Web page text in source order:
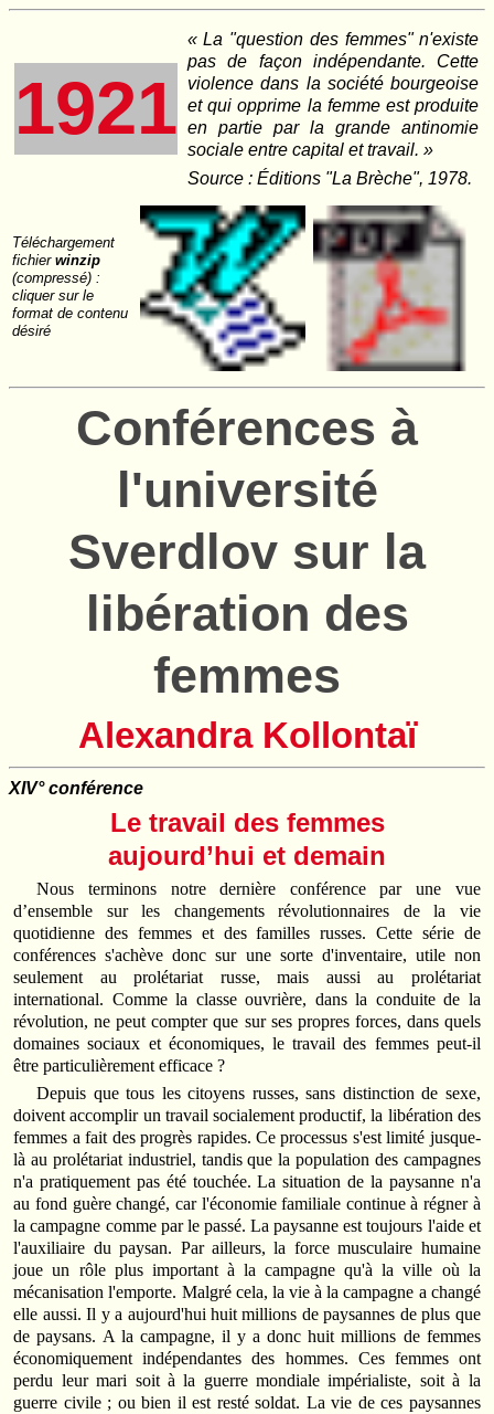
1921
« La "question des femmes" n'existe
pas de façon indépendante. Cette
violence dans la société bourgeoise
et qui opprime la femme est produite
en partie par la grande antinomie
sociale entre capital et travail. »
Source : Éditions "La Brèche", 1978.
Téléchargement
fichier winzip
(compressé) :
cliquer sur le
format de contenu
désiré
Conférences à
l'université
Sverdlov sur la
libération des
femmes
Alexandra Kollontaï
XIV° conférence
Le travail des femmes
aujourd’hui et demain
Nous terminons notre dernière conférence par une vue
d’ensemble sur les changements révolutionnaires de la vie
quotidienne des femmes et des familles russes. Cette série de
conférences s'achève donc sur une sorte d'inventaire, utile non
seulement au prolétariat russe, mais aussi au prolétariat
international. Comme la classe ouvrière, dans la conduite de la
révolution, ne peut compter que sur ses propres forces, dans quels
domaines sociaux et économiques, le travail des femmes peut-il
être particulièrement efficace ?
Depuis que tous les citoyens russes, sans distinction de sexe,
doivent accomplir un travail socialement productif, la libération des
femmes a fait des progrès rapides. Ce processus s'est limité jusque-
là au prolétariat industriel, tandis que la population des campagnes
n'a pratiquement pas été touchée. La situation de la paysanne n'a
au fond guère changé, car l'économie familiale continue à régner à
la campagne comme par le passé. La paysanne est toujours l'aide et
l'auxiliaire du paysan. Par ailleurs, la force musculaire humaine
joue un rôle plus important à la campagne qu'à la ville où la
mécanisation l'emporte. Malgré cela, la vie à la campagne a changé
elle aussi. Il y a aujourd'hui huit millions de paysannes de plus que
de paysans. A la campagne, il y a donc huit millions de femmes
économiquement indépendantes des hommes. Ces femmes ont
perdu leur mari soit à la guerre mondiale impérialiste, soit à la
guerre civile ; ou bien il est resté soldat. La vie de ces paysannes